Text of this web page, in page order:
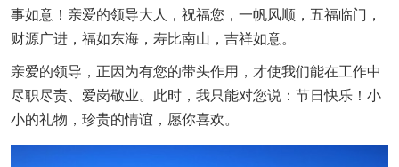
事如意！亲爱的领导大人，祝福您，一帆风顺，五福临门，
财源广进，福如东海，寿比南山，吉祥如意。
亲爱的领导，正因为有您的带头作用，才使我们能在工作中
尽职尽责、爱岗敬业。此时，我只能对您说：节日快乐！小
小的礼物，珍贵的情谊，愿你喜欢。